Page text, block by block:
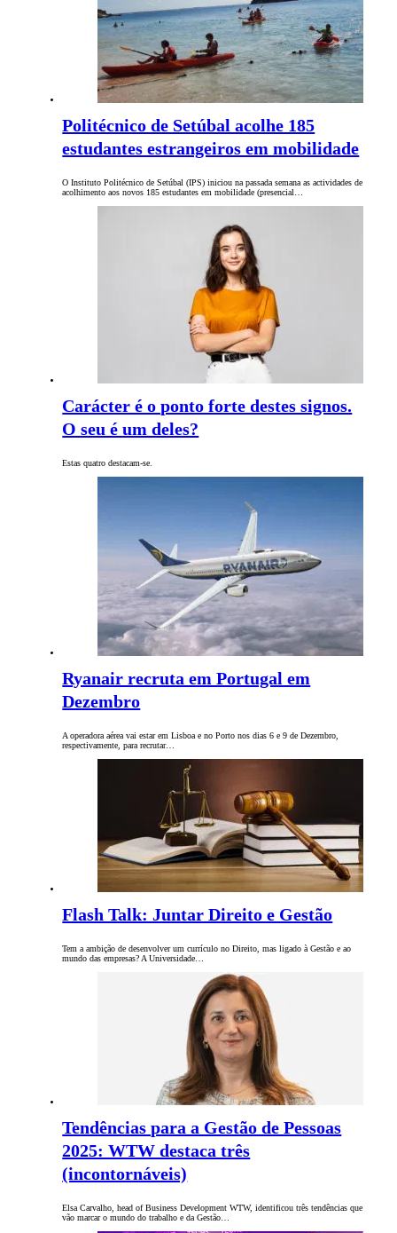
Politécnico de Setúbal acolhe 185
estudantes estrangeiros em mobilidade
O Instituto Politécnico de Setúbal (IPS) iniciou na passada semana as actividades de
acolhimento aos novos 185 estudantes em mobilidade (presencial…
Carácter é o ponto forte destes signos.
O seu é um deles?
Estas quatro destacam-se.
Ryanair recruta em Portugal em
Dezembro
A operadora aérea vai estar em Lisboa e no Porto nos dias 6 e 9 de Dezembro,
respectivamente, para recrutar…
Flash Talk: Juntar Direito e Gestão
Tem a ambição de desenvolver um currículo no Direito, mas ligado à Gestão e ao
mundo das empresas? A Universidade…
Tendências para a Gestão de Pessoas
2025: WTW destaca três
(incontornáveis)
Elsa Carvalho, head of Business Development WTW, identificou três tendências que
vão marcar o mundo do trabalho e da Gestão…